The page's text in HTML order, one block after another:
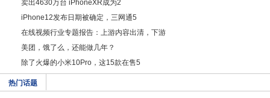
卖出4630万台 iPhoneXR成为2
iPhone12发布日期被确定，三网通5
在线视频行业专题报告：上游内容出清，下游
美团，饿了么，还能做几年？
除了火爆的小米10Pro，这15款在售5
热门话题